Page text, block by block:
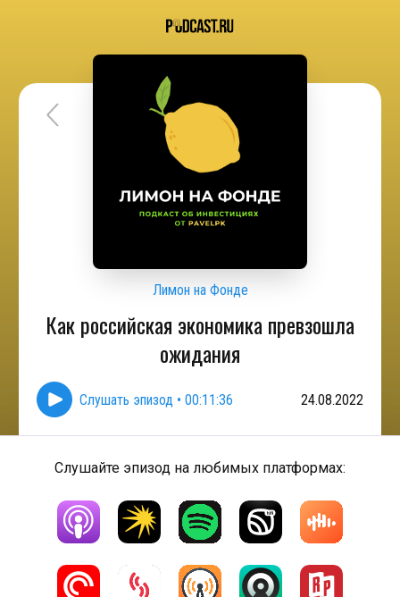
Лимон на Фонде
Как российская экономика превзошла
ожидания
Слушать эпизод • 00:11:36 24.08.2022
Слушайте эпизод на любимых платформах: